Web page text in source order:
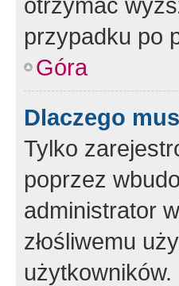
przypadku po
Góra
Dlaczego
Tylko
poprzez
administrator
złośliwemu
użytkowników.